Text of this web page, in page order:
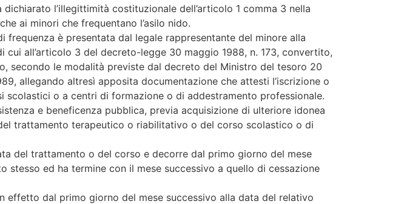
l’illegittimità costituzionale dell’articolo 1 comma 3 nella
ai minori che frequentano l’asilo nido.
frequenza è presentata dal legale rappresentante del minore alla
all’articolo 3 del decreto-legge 30 maggio 1988, n. 173, convertito,
secondo le modalità previste dal decreto del Ministro del tesoro 20
allegando altresì apposita documentazione che attesti l’iscrizione o
o a centri di formazione o di addestramento professionale.
e beneficenza pubblica, previa acquisizione di ulteriore idonea
trattamento terapeutico o riabilitativo o del corso scolastico o di
del trattamento o del corso e decorre dal primo giorno del mese
ed ha termine con il mese successivo a quello di cessazione
effetto dal primo giorno del mese successivo alla data del relativo